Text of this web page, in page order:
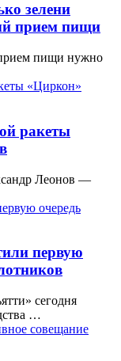
зелени
прием пищи
пищи нужно
ракеты
Леонов —
первую
сегодня
…